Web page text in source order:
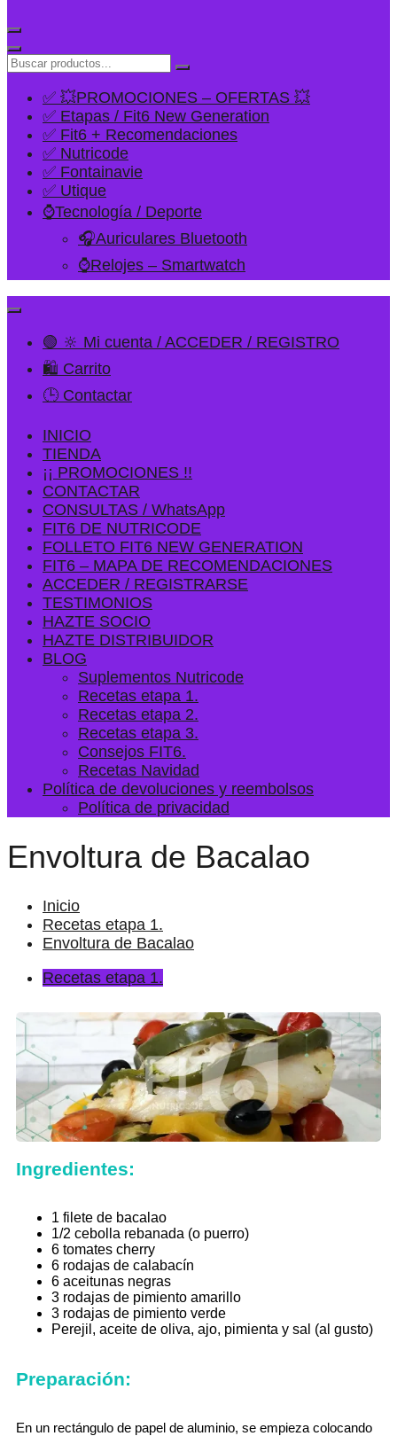
✅ 💥PROMOCIONES – OFERTAS 💥
✅ Etapas / Fit6 New Generation
✅ Fit6 + Recomendaciones
✅ Nutricode
✅ Fontainavie
✅ Utique
⌚Tecnología / Deporte
🎧Auriculares Bluetooth
⌚Relojes – Smartwatch
🟢 🔆 Mi cuenta / ACCEDER / REGISTRO
🛍️ Carrito
🕒 Contactar
INICIO
TIENDA
¡¡ PROMOCIONES !!
CONTACTAR
CONSULTAS / WhatsApp
FIT6 DE NUTRICODE
FOLLETO FIT6 NEW GENERATION
FIT6 – MAPA DE RECOMENDACIONES
ACCEDER / REGISTRARSE
TESTIMONIOS
HAZTE SOCIO
HAZTE DISTRIBUIDOR
BLOG
Suplementos Nutricode
Recetas etapa 1.
Recetas etapa 2.
Recetas etapa 3.
Consejos FIT6.
Recetas Navidad
Política de devoluciones y reembolsos
Política de privacidad
Envoltura de Bacalao
Inicio
Recetas etapa 1.
Envoltura de Bacalao
Recetas etapa 1.
Ingredientes:
1 filete de bacalao
1/2 cebolla rebanada (o puerro)
6 tomates cherry
6 rodajas de calabacín
6 aceitunas negras
3 rodajas de pimiento amarillo
3 rodajas de pimiento verde
Perejil, aceite de oliva, ajo, pimienta y sal (al gusto)
Preparación:
En un rectángulo de papel de aluminio, se empieza colocando